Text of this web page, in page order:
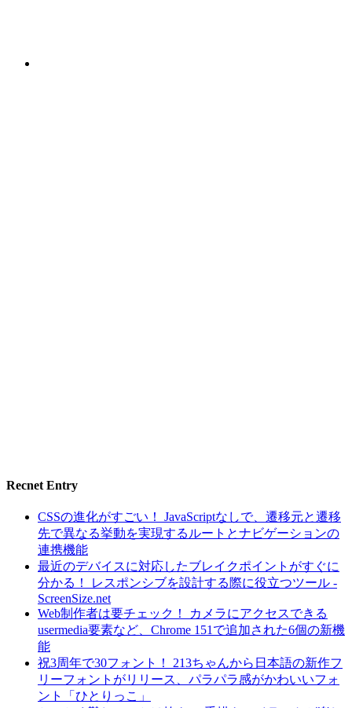
Recnet Entry
CSSの進化がすごい！ JavaScriptなしで、遷移元と遷移
先で異なる挙動を実現するルートとナビゲーションの
連携機能
最近のデバイスに対応したブレイクポイントがすぐに
分かる！ レスポンシブを設計する際に役立つツール -
ScreenSize.net
Web制作者は要チェック！ カメラにアクセスできる
usermedia要素など、Chrome 151で追加された6個の新機
能
祝3周年で30フォント！ 213ちゃんから日本語の新作フ
リーフォントがリリース、パラパラ感がかわいいフォ
ント「ひとりっこ」